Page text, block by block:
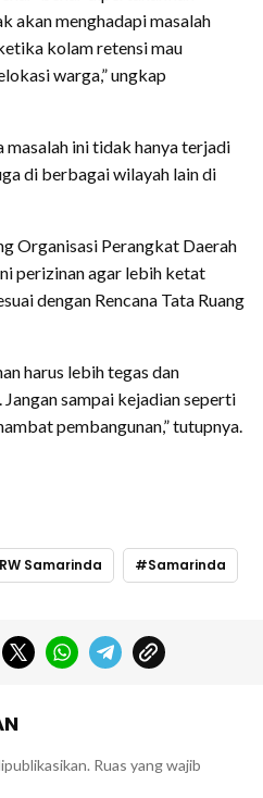
akan menghadapi masalah
kolam retensi mau
warga,” ungkap
masalah ini tidak hanya terjadi
di berbagai wilayah lain di
Organisasi Perangkat Daerah
perizinan agar lebih ketat
dengan Rencana Tata Ruang
harus lebih tegas dan
sampai kejadian seperti
pembangunan,” tutupnya.
Samarinda Samarinda
Ruas yang wajib